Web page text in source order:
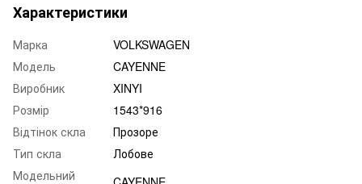
Характеристики
Марка
VOLKSWAGEN
Модель
CAYENNE
Виробник
XINYI
Розмір
1543*916
Відтінок скла
Прозоре
Тип скла
Лобове
Модельний